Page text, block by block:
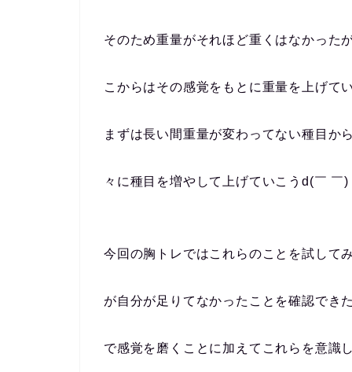
そのため重量がそれほど重くはなかった
こからはその感覚をもとに重量を上げてい
まずは長い間重量が変わってない種目か
々に種目を増やして上げていこうd(￣ ￣)
今回の胸トレではこれらのことを試して
が自分が足りてなかったことを確認でき
で感覚を磨くことに加えてこれらを意識